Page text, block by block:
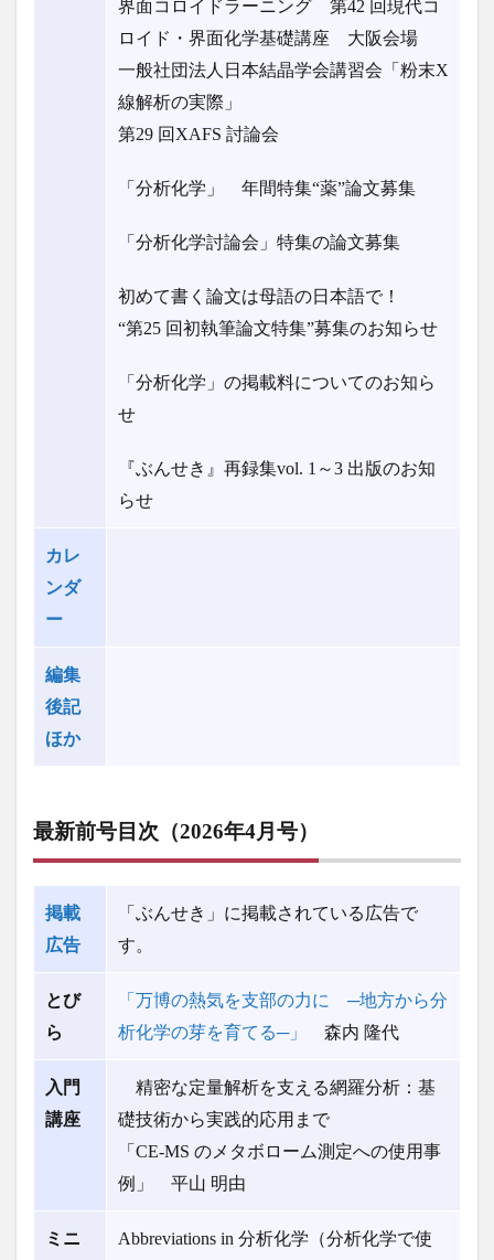
界面コロイドラーニング 第42 回現代コ
ロイド・界面化学基礎講座 大阪会場
一般社団法人日本結晶学会講習会「粉末X
線解析の実際」
第29 回XAFS 討論会
「分析化学」 年間特集“薬”論文募集
「分析化学討論会」特集の論文募集
初めて書く論文は母語の日本語で！
“第25 回初執筆論文特集”募集のお知らせ
「分析化学」の掲載料についてのお知ら
せ
『ぶんせき』再録集vol. 1～3 出版のお知
らせ
カレ
ンダ
ー
編集
後記
ほか
最新前号目次 （2026年4月号）
掲載
広告
「ぶんせき」に掲載されている広告で
す。
とび
ら
「万博の熱気を支部の力に ─地方から分
析化学の芽を育てる─」
森内 隆代
入門
講座
精密な定量解析を支える網羅分析：基
礎技術から実践的応用まで
「CE-MS のメタボローム測定への使用事
例」 平山 明由
ミニ
Abbreviations in 分析化学（分析化学で使